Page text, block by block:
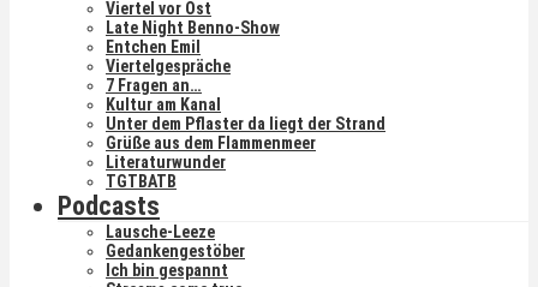
Viertel vor Ost
Late Night Benno-Show
Entchen Emil
Viertelgespräche
7 Fragen an…
Kultur am Kanal
Unter dem Pflaster da liegt der Strand
Grüße aus dem Flammenmeer
Literaturwunder
TGTBATB
Podcasts
Lausche-Leeze
Gedankengestöber
Ich bin gespannt